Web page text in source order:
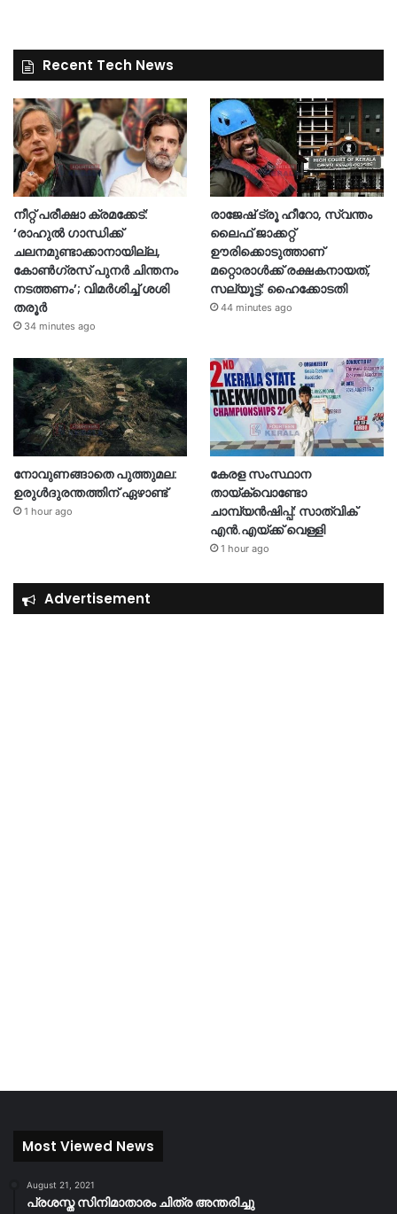
Recent Tech News
നീറ്റ് പരീക്ഷാ ക്രമക്കേട്:
‘രാഹുൽ ഗാന്ധിക്ക്
ചലനമുണ്ടാക്കാനായില്ല,
കോൺഗ്രസ് പുനർ ചിന്തനം
നടത്തണം’; വിമർശിച്ച് ശശി
തരൂർ
34 minutes ago
രാജേഷ് ട്രൂ ഹീറോ, സ്വന്തം
ലൈഫ് ജാക്കറ്റ്
ഊരിക്കൊടുത്താണ്
മറ്റൊരാള്‍ക്ക് രക്ഷകനായത്,
സല്യൂട്ട്: ഹൈക്കോടതി
44 minutes ago
നോവുണങ്ങാതെ പുത്തുമല:
ഉരുൾദുരന്തത്തിന് ഏഴാണ്ട്
1 hour ago
കേരള സംസ്ഥാന
തായ്‌ക്വൊണ്ടോ
ചാമ്പ്യൻഷിപ്പ്: സാത്വിക്
എൻ.എയ്ക്ക് വെള്ളി
1 hour ago
Advertisement
Most Viewed News
August 21, 2021
പ്രശസ്ത സിനിമാതാരം ചിത്ര അന്തരിച്ചു